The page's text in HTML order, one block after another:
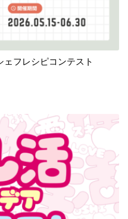
フレシピコンテスト